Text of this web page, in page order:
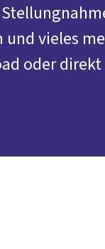
und vieles
oder